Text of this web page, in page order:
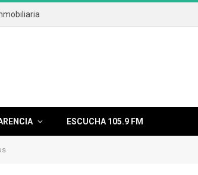
ESCUCHA 105.9 FM